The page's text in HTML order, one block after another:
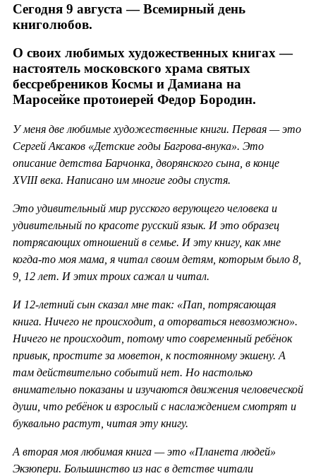
Сегодня 9 августа — Всемирный день
книголюбов.
О своих любимых художественных книгах —
настоятель московского храма святых
бессребреников Космы и Дамиана на
Маросейке протоиерей Федор Бородин.
У меня две любимые художественные книги. Первая — это
Сергей Аксаков «Детские годы Багрова-внука». Это
описание детства Барчонка, дворянского сына, в конце
XVIII века. Написано им многие годы спустя.
Это удивительный мир русского верующего человека и
удивительный по красоте русский язык. И это образец
потрясающих отношений в семье. И эту книгу, как мне
когда-то моя мама, я читал своим детям, которым было 8,
9, 12 лет. И этих троих сажал и читал.
И 12-летний сын сказал мне так: «Пап, потрясающая
книга. Ничего не происходит, а оторваться невозможно».
Ничего не происходит, потому что современный ребёнок
привык, простите за моветон, к постоянному экшену. А
там действительно событий нет. Но настолько
внимательно показаны и изучаются движения человеческой
души, что ребёнок и взрослый с наслаждением смотрят и
буквально растут, читая эту книгу.
А вторая моя любимая книга — это «Планета людей»
Экзюпери. Большинство из нас в детстве читали